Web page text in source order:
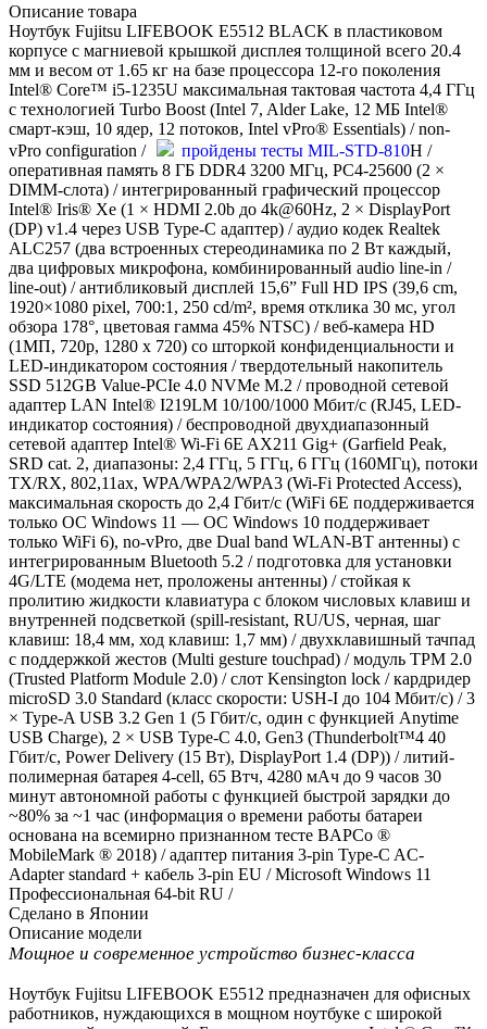
Описание товара
Ноутбук Fujitsu LIFEBOOK E5512 BLACK в пластиковом
корпусе с магниевой крышкой дисплея толщиной всего 20.4
мм и весом от 1.65 кг на базе процессора 12-го поколения
Intel® Core™ i5-1235U максимальная тактовая частота 4,4 ГГц
с технологией Turbo Boost (Intel 7, Alder Lake, 12 МБ Intel®
смарт-кэш, 10 ядер, 12 потоков, Intel vPro® Essentials) / non-
vPro configuration /
пройдены тесты MIL-STD-810H /
оперативная память 8 ГБ DDR4 3200 МГц, PC4-25600 (2 ×
DIMM-слота) / интегрированный графический процессор
Intel® Iris® Xe (1 × HDMI 2.0b до 4k@60Hz, 2 × DisplayPort
(DP) v1.4 через USB Type-C адаптер) / аудио кодек Realtek
ALC257 (два встроенных стереодинамика по 2 Вт каждый,
два цифровых микрофона, комбинированный аudio line-in /
line-out) / антибликовый дисплей 15,6” Full HD IPS (39,6 cm,
1920×1080 pixel, 700:1, 250 cd/m², время отклика 30 мс, угол
обзора 178°, цветовая гамма 45% NTSC) / веб-камера HD
(1МП, 720p, 1280 x 720) со шторкой конфиденциальности и
LED-индикатором состояния / твердотельный накопитель
SSD 512GB Value-PCIe 4.0 NVMe M.2 / проводной сетевой
адаптер LAN Intel® I219LM 10/100/1000 Мбит/с (RJ45, LED-
индикатор состояния) / беспроводной двухдиапазонный
сетевой адаптер Intel® Wi-Fi 6E AX211 Gig+ (Garfield Peak,
SRD cat. 2, диапазоны: 2,4 ГГц, 5 ГГц, 6 ГГц (160МГц), потоки
TX/RX, 802,11ax, WPA/WPA2/WPA3 (Wi-Fi Protected Access),
максимальная скорость до 2,4 Гбит/с (WiFi 6E поддерживается
только ОС Windows 11 — ОС Windows 10 поддерживает
только WiFi 6), no-vPro, две Dual band WLAN-BT антенны) с
интегрированным Bluetooth 5.2 / подготовка для установки
4G/LTE (модема нет, проложены антенны) / cтойкая к
пролитию жидкости клавиатура с блоком числовых клавиш и
внутренней подсветкой (spill-resistant, RU/US, черная, шаг
клавиш: 18,4 мм, ход клавиш: 1,7 мм) / двухклавишный тачпад
с поддержкой жестов (Multi gesture touchpad) / модуль TPM 2.0
(Trusted Platform Module 2.0) / слот Kensington lock / кардридер
microSD 3.0 Standard (класс скорости: USH-I до 104 Мбит/с) / 3
× Type-A USB 3.2 Gen 1 (5 Гбит/с, один с функцией Anytime
USB Charge), 2 × USB Type-C 4.0, Gen3 (Thunderbolt™4 40
Гбит/с, Power Delivery (15 Вт), DisplayPort 1.4 (DP)) / литий-
полимерная батарея 4-cell, 65 Втч, 4280 мАч до 9 часов 30
минут автономной работы с функцией быстрой зарядки до
~80% за ~1 час (информация о времени работы батареи
основана на всемирно признанном тесте BAPCo ®
MobileMark ® 2018) / адаптер питания 3-pin Type-C AC-
Adapter standard + кабель 3-pin EU / Microsoft Windows 11
Профессиональная 64-bit RU /
Сделано в Японии
Описание модели
Мощное и современное устройство бизнес-класса
Ноутбук Fujitsu LIFEBOOK E5512 предназначен для офисных
работников, нуждающихся в мощном ноутбуке с широкой